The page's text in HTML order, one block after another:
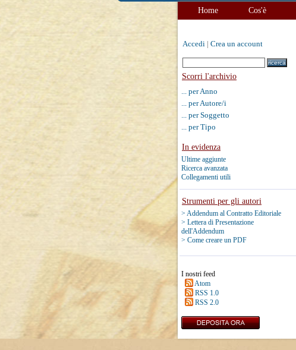
Home Cos'è
Accedi Crea un account
Scorri l'archivio
... per Anno
... per Autore/i
... per Soggetto
... per Tipo
In evidenza
Ultime aggiunte
Ricerca avanzata
Collegamenti utili
Strumenti per gli autori
> Addendum al Contratto Editoriale
> Lettera di Presentazione
dell'Addendum
> Come creare un PDF
I nostri feed
Atom
RSS 1.0
RSS 2.0